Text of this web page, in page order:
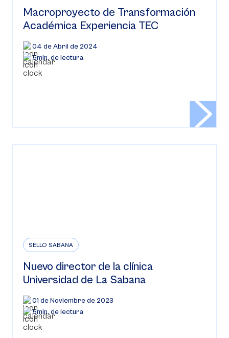
Macroproyecto de Transformación
Académica Experiencia TEC
04 de Abril de 2024
5min. de lectura
SELLO SABANA
Nuevo director de la clínica
Universidad de La Sabana
01 de Noviembre de 2023
5min. de lectura